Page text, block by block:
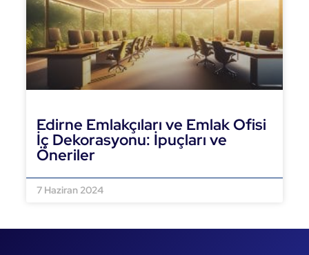
Edirne Emlakçıları ve Emlak Ofisi
İç Dekorasyonu: İpuçları ve
Öneriler
7 Haziran 2024